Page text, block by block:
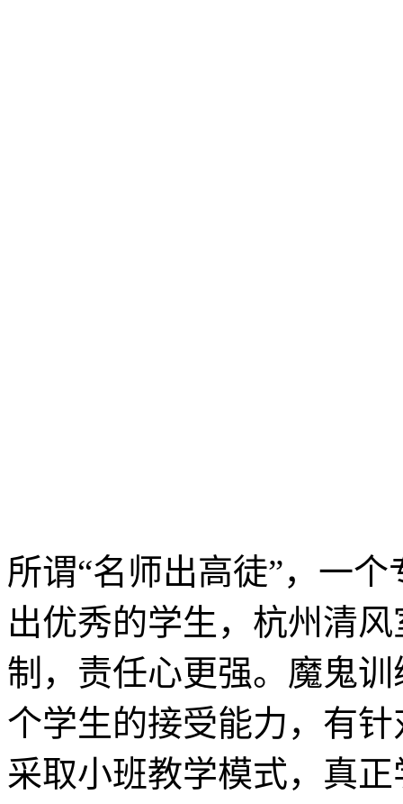
所谓“名师出高徒”，一
出优秀的学生，杭州清
制，责任心更强。魔鬼
个学生的接受能力，有
采取小班教学模式，真